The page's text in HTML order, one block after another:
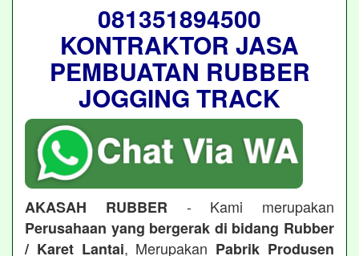
081351894500
KONTRAKTOR JASA
PEMBUATAN RUBBER
JOGGING TRACK
AKASAH RUBBER - Kami merupakan
Perusahaan yang bergerak di bidang Rubber
/ Karet Lantai, Merupakan Pabrik Produsen